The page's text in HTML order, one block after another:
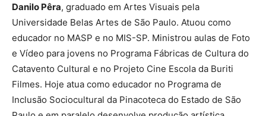
Danilo Pêra, graduado em Artes Visuais pela
Universidade Belas Artes de São Paulo. Atuou como
educador no MASP e no MIS-SP. Ministrou aulas de Foto
e Vídeo para jovens no Programa Fábricas de Cultura do
Catavento Cultural e no Projeto Cine Escola da Buriti
Filmes. Hoje atua como educador no Programa de
Inclusão Sociocultural da Pinacoteca do Estado de São